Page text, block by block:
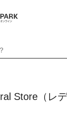
Store（レ